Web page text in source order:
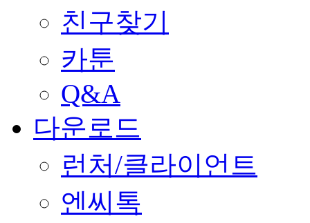
친구찾기
카툰
Q&A
다운로드
런처/클라이언트
엔씨톡